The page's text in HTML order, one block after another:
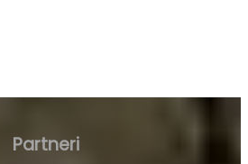
Partneri